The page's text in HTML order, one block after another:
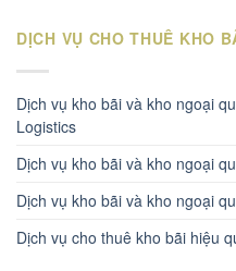
DỊCH VỤ CHO THUÊ KHO
Dịch vụ kho bãi và kho ngoại
Logistics
Dịch vụ kho bãi và kho ngoại
Dịch vụ kho bãi và kho ngoại
Dịch vụ cho thuê kho bãi hiệu